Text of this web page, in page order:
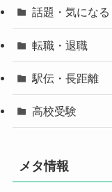
話題・気になる
転職・退職
駅伝・長距離
高校受験
メタ情報